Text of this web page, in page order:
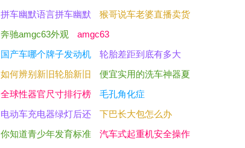
拼车幽默语言拼车幽默
猴哥说车老婆直播卖货
奔驰amgc63外观
amgc63
国产车哪个牌子发动机
轮胎差距到底有多大
如何辨别新旧轮胎新旧
便宜实用的洗车神器夏
全球性器官尺寸排行榜
毛孔角化症
电动车充电器绿灯后还
下巴长大包怎么办
你知道青少年发育标准
汽车式起重机安全操作